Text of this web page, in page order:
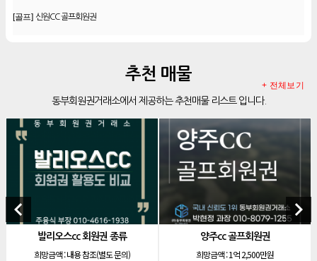
[골프] 신원CC 골프회원권
아름다운cc 회원권
[리조트] 안토리조트 130평 개인 무기명
[리조트]한화 안토 77평 등기 기명
[리조트]한화 안토 67평 하프 등기 기명
[리조트] 한화리조트 스위트 회원제 무기명
[리조트]소노 이그젝큐티브 회원제 무기명
[리조트]소노호텔앤리조트 로얄 회원제 기명
추천 매물
동부회원권거래소에서 제공하는 추천매물 리스트 입니다.
+ 전체보기
keyboard_arrow_left
(별도 문의)
양주cc 골프회원권
희망금액 :
소노호텔앤리조트 골드
희망금액 :1억9,500만
keyboard_arrow_right